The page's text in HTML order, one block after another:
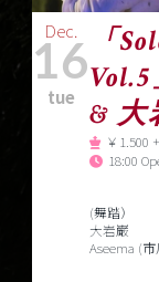
Dec.
16
tue
「
& 大
￥1.500
18:00
(舞踏）
大岩巌
Aseema (市